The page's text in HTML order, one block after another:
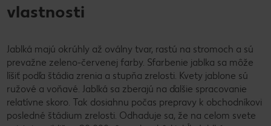
vlastnosti
Jablká majú okrúhly až oválny tvar, rastú na stromoch a sú
prevažne zeleno-červenej farby. Sfarbenie jablka sa môže
líšiť podľa štádia zrenia a stupňa zrelosti. Kvety jablone sú
ružové a voňavé. Jablká sa zberajú na ďalšie spracovanie
relatívne skoro. Tak dosiahnu počas prepravy k obchodníkovi
posledné štádium zrelosti. Odhaduje sa, že na celom svete